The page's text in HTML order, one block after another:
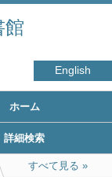
館
English
ホーム
詳細検索
すべて見る